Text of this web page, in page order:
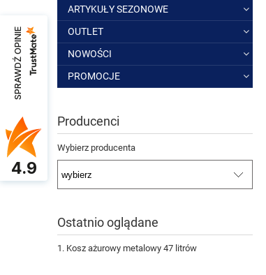
ARTYKUŁY SEZONOWE
OUTLET
NOWOŚCI
PROMOCJE
Producenci
Wybierz producenta
Ostatnio oglądane
Kosz ażurowy metalowy 47 litrów
SPRAWDŹ OPINIE
4.9